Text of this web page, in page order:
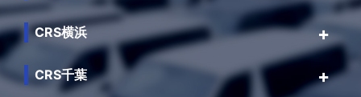
CRS横浜
CRS千葉